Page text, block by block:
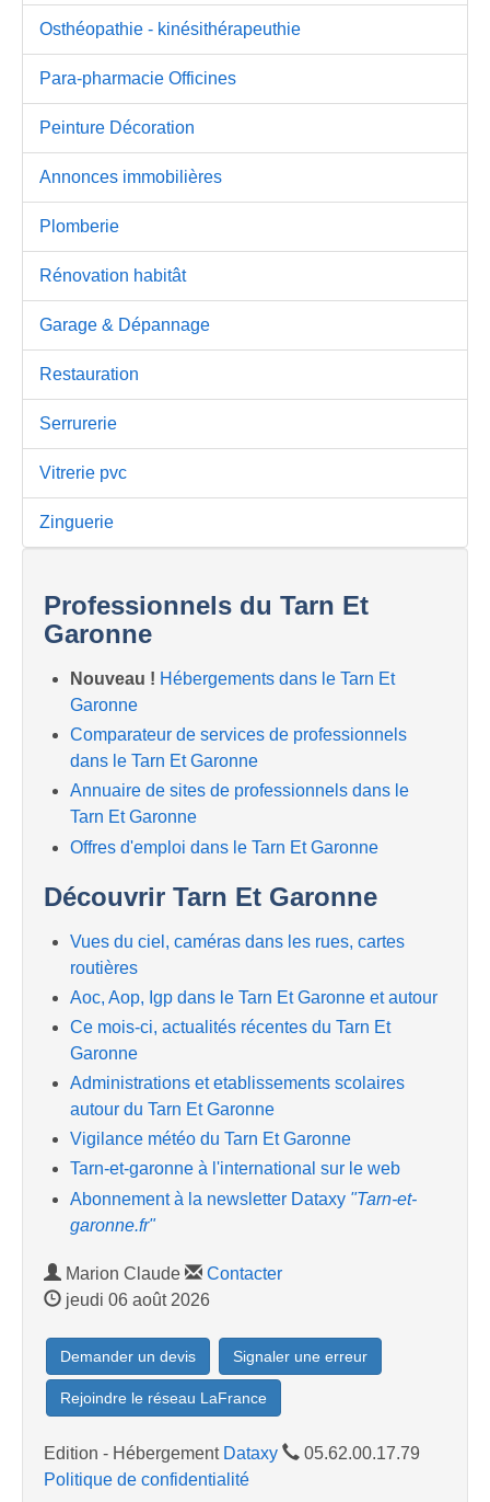
Osthéopathie - kinésithérapeuthie
Para-pharmacie Officines
Peinture Décoration
Annonces immobilières
Plomberie
Rénovation habitât
Garage & Dépannage
Restauration
Serrurerie
Vitrerie pvc
Zinguerie
Professionnels du Tarn Et
Garonne
Nouveau ! Hébergements dans le Tarn Et
Garonne
Comparateur de services de professionnels
dans le Tarn Et Garonne
Annuaire de sites de professionnels dans le
Tarn Et Garonne
Offres d'emploi dans le Tarn Et Garonne
Découvrir Tarn Et Garonne
Vues du ciel, caméras dans les rues, cartes
routières
Aoc, Aop, Igp dans le Tarn Et Garonne et autour
Ce mois-ci, actualités récentes du Tarn Et
Garonne
Administrations et etablissements scolaires
autour du Tarn Et Garonne
Vigilance météo du Tarn Et Garonne
Tarn-et-garonne à l'international sur le web
Abonnement à la newsletter Dataxy "Tarn-et-
garonne.fr"
Marion Claude
Contacter
jeudi 06 août 2026
Demander un devis Signaler une erreur
Rejoindre le réseau LaFrance
Edition - Hébergement Dataxy
05.62.00.17.79
Politique de confidentialité